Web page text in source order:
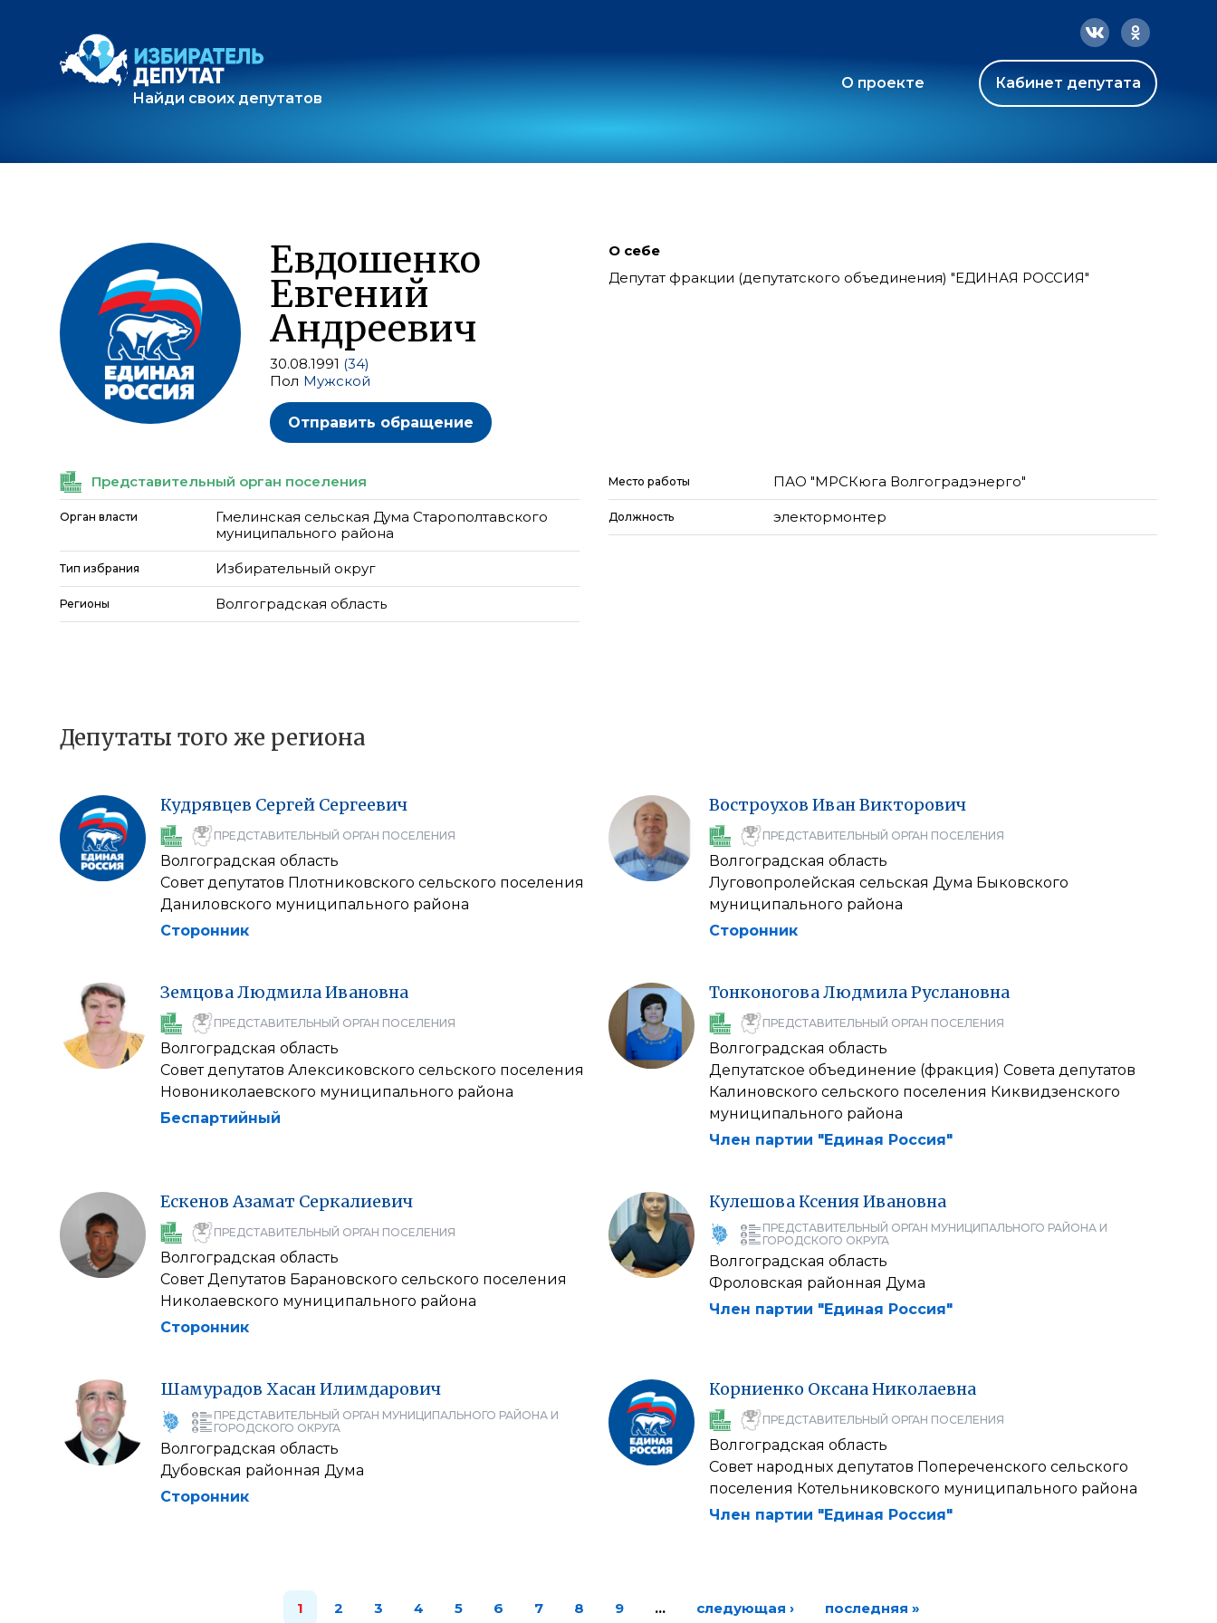
Найди своих депутатов
О проекте Кабинет депутата
Евдошенко
Евгений
Андреевич
30.08.1991 (34)
Пол Мужской
Отправить обращение
О себе
Депутат фракции (депутатского объединения) "ЕДИНАЯ РОССИЯ"
Представительный орган поселения
Орган власти
Гмелинская сельская Дума Старополтавского
муниципального района
Тип избрания Избирательный округ
Регионы Волгоградская область
Место работы ПАО "МРСКюга Волгоградэнерго"
Должность электормонтер
Депутаты того же региона
Кудрявцев Сергей Сергеевич
ПРЕДСТАВИТЕЛЬНЫЙ ОРГАН ПОСЕЛЕНИЯ
Волгоградская область
Совет депутатов Плотниковского сельского поселения
Даниловского муниципального района
Сторонник
Востроухов ИванВикторович
ПРЕДСТАВИТЕЛЬНЫЙ ОРГАН ПОСЕЛЕНИЯ
Волгоградская область
Луговопролейская сельская Дума Быковского
муниципального района
Сторонник
ЗемцоваЛюдмилаИвановна
ПРЕДСТАВИТЕЛЬНЫЙ ОРГАН ПОСЕЛЕНИЯ
Волгоградская область
Совет депутатов Алексиковского сельского поселения
Новониколаевского муниципального района
Беспартийный
ТонконоговаЛюдмилаРуслановна
ПРЕДСТАВИТЕЛЬНЫЙ ОРГАН ПОСЕЛЕНИЯ
Волгоградская область
Депутатское объединение (фракция) Совета депутатов
Калиновского сельского поселения Киквидзенского
муниципального района
Член партии "Единая Россия"
Ескенов Азамат Серкалиевич
ПРЕДСТАВИТЕЛЬНЫЙ ОРГАН ПОСЕЛЕНИЯ
Волгоградская область
Совет Депутатов Барановского сельского поселения
Николаевского муниципального района
Сторонник
Кулешова КсенияИвановна
ПРЕДСТАВИТЕЛЬНЫЙ ОРГАН МУНИЦИПАЛЬНОГО РАЙОНА И
ГОРОДСКОГО ОКРУГА
Волгоградская область
Фроловская районная Дума
Член партии "Единая Россия"
Шамурадов ХасанИлимдарович
ПРЕДСТАВИТЕЛЬНЫЙ ОРГАН МУНИЦИПАЛЬНОГО РАЙОНА И
ГОРОДСКОГО ОКРУГА
Волгоградская область
Дубовская районная Дума
Сторонник
Корниенко ОксанаНиколаевна
ПРЕДСТАВИТЕЛЬНЫЙ ОРГАН ПОСЕЛЕНИЯ
Волгоградская область
Совет народных депутатов Попереченского сельского
поселения Котельниковского муниципального района
Член партии "Единая Россия"
1 2 3 4 5 6 7 8 9 … следующая › последняя »